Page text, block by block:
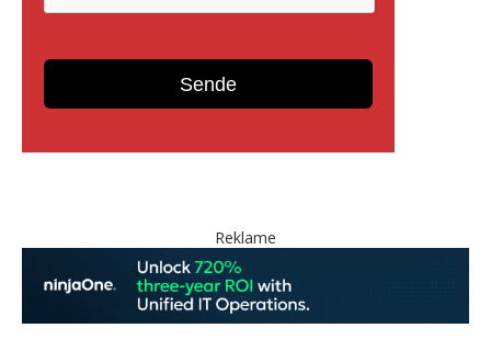
Reklame